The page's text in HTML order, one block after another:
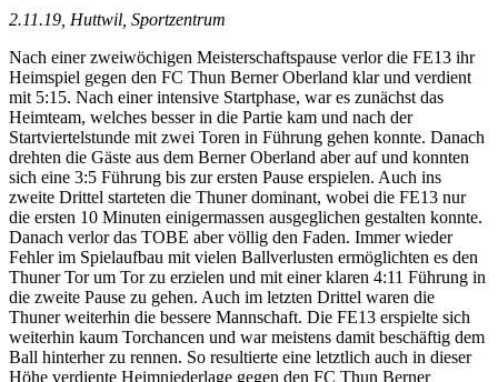
2.11.19, Huttwil, Sportzentrum
Nach einer zweiwöchigen Meisterschaftspause verlor die FE13 ihr
Heimspiel gegen den FC Thun Berner Oberland klar und verdient
mit 5:15. Nach einer intensive Startphase, war es zunächst das
Heimteam, welches besser in die Partie kam und nach der
Startviertelstunde mit zwei Toren in Führung gehen konnte. Danach
drehten die Gäste aus dem Berner Oberland aber auf und konnten
sich eine 3:5 Führung bis zur ersten Pause erspielen. Auch ins
zweite Drittel starteten die Thuner dominant, wobei die FE13 nur
die ersten 10 Minuten einigermassen ausgeglichen gestalten konnte.
Danach verlor das TOBE aber völlig den Faden. Immer wieder
Fehler im Spielaufbau mit vielen Ballverlusten ermöglichten es den
Thuner Tor um Tor zu erzielen und mit einer klaren 4:11 Führung in
die zweite Pause zu gehen. Auch im letzten Drittel waren die
Thuner weiterhin die bessere Mannschaft. Die FE13 erspielte sich
weiterhin kaum Torchancen und war meistens damit beschäftig dem
Ball hinterher zu rennen. So resultierte eine letztlich auch in dieser
Höhe verdiente Heimniederlage gegen den FC Thun Berner